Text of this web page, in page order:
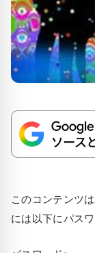
このコンテンツ
には以下にパス